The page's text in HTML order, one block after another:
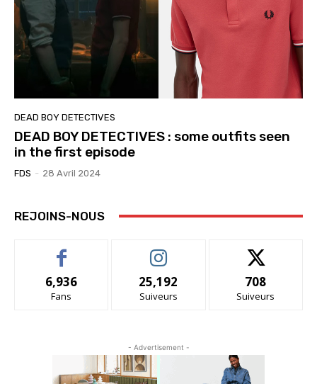
DEAD BOY DETECTIVES
DEAD BOY DETECTIVES : some outfits seen
in the first episode
FDS - 28 Avril 2024
REJOINS-NOUS
6,936
Fans
25,192
Suiveurs
708
Suiveurs
- Advertisement -